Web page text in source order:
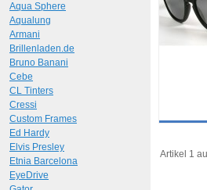
Art.-Nr.:
Artikel 1
Aqua Sphere
Aqualung
Armani
Brillenladen.de
Bruno Banani
Cebe
CL Tinters
Cressi
Custom Frames
Ed Hardy
Elvis Presley
Etnia Barcelona
EyeDrive